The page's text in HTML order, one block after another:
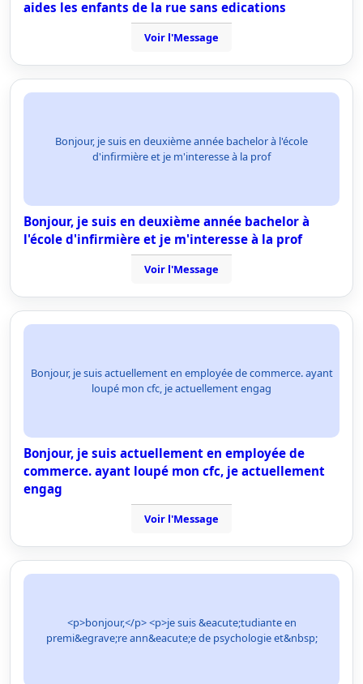
aides les enfants de la rue sans edications
Voir l'Message
Bonjour, je suis en deuxième année bachelor à l'école
d'infirmière et je m'interesse à la prof
Bonjour, je suis en deuxième année bachelor à
l'école d'infirmière et je m'interesse à la prof
Voir l'Message
Bonjour, je suis actuellement en employée de commerce. ayant
loupé mon cfc, je actuellement engag
Bonjour, je suis actuellement en employée de
commerce. ayant loupé mon cfc, je actuellement
engag
Voir l'Message
<p>bonjour,</p> <p>je suis &eacute;tudiante en
premi&egrave;re ann&eacute;e de psychologie et&nbsp;